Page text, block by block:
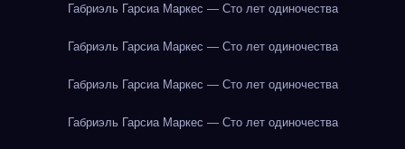
Габриэль Гарсиа Маркес — Сто лет одиночества
Габриэль Гарсиа Маркес — Сто лет одиночества
Габриэль Гарсиа Маркес — Сто лет одиночества
Габриэль Гарсиа Маркес — Сто лет одиночества